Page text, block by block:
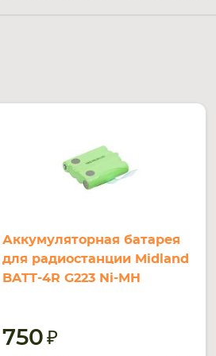
Аккумуляторная батарея
для радиостанции Midland
BATT-4R G223 Ni-MH
750